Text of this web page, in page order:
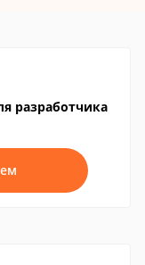
разработчика